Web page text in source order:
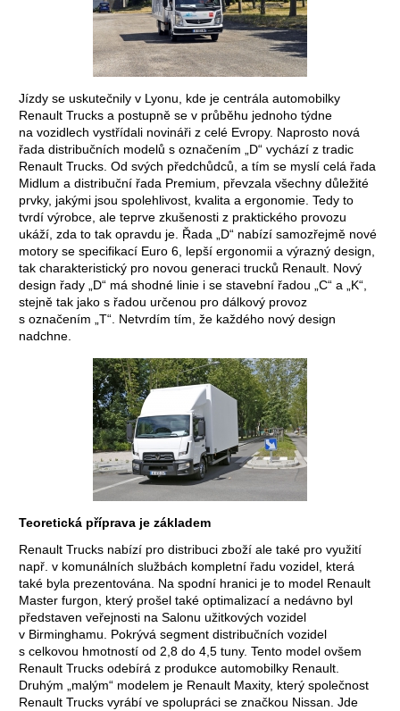
Jízdy se uskutečnily v Lyonu, kde je centrála automobilky
Renault Trucks a postupně se v průběhu jednoho týdne
na vozidlech vystřídali novináři z celé Evropy. Naprosto nová
řada distribučních modelů s označením „D“ vychází z tradic
Renault Trucks. Od svých předchůdců, a tím se myslí celá řada
Midlum a distribuční řada Premium, převzala všechny důležité
prvky, jakými jsou spolehlivost, kvalita a ergonomie. Tedy to
tvrdí výrobce, ale teprve zkušenosti z praktického provozu
ukáží, zda to tak opravdu je. Řada „D“ nabízí samozřejmě nové
motory se specifikací Euro 6, lepší ergonomii a výrazný design,
tak charakteristický pro novou generaci trucků Renault. Nový
design řady „D“ má shodné linie i se stavební řadou „C“ a „K“,
stejně tak jako s řadou určenou pro dálkový provoz
s označením „T“. Netvrdím tím, že každého nový design
nadchne.
Teoretická příprava je základem
Renault Trucks nabízí pro distribuci zboží ale také pro využití
např. v komunálních službách kompletní řadu vozidel, která
také byla prezentována. Na spodní hranici je to model Renault
Master furgon, který prošel také optimalizací a nedávno byl
představen veřejnosti na Salonu užitkových vozidel
v Birminghamu. Pokrývá segment distribučních vozidel
s celkovou hmotností od 2,8 do 4,5 tuny. Tento model ovšem
Renault Trucks odebírá z produkce automobilky Renault.
Druhým „malým“ modelem je Renault Maxity, který společnost
Renault Trucks vyrábí ve spolupráci se značkou Nissan. Jde